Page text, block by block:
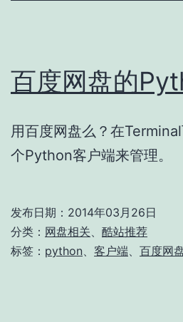
态
IP
百度网盘的
用百度网盘么？在
个Python客户端来管理。
发布日期： 2014年03月26日
分类： 网盘相关
酷站推荐
标签： python 客户端 百度网